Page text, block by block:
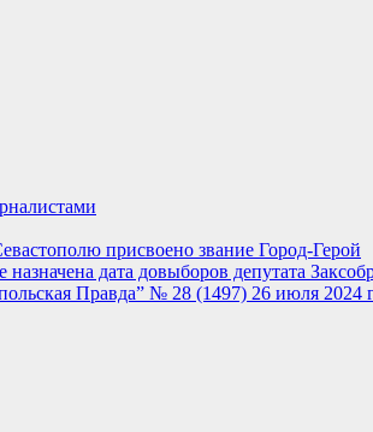
присвоено звание Город-Герой
назначена дата довыборов депутата
Правда” № 28 (1497) 26 июля 2024